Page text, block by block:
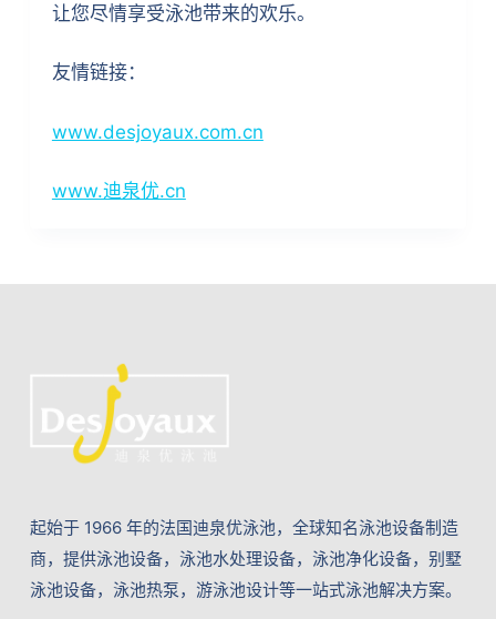
让您尽情享受泳池带来的欢乐。
友情链接：
www.desjoyaux.com.cn
www.迪泉优.cn
起始于 1966 年的法国迪泉优泳池，全球知名泳池设备制造
商，提供泳池设备，泳池水处理设备，泳池净化设备，别墅
泳池设备，泳池热泵，游泳池设计等一站式泳池解决方案。